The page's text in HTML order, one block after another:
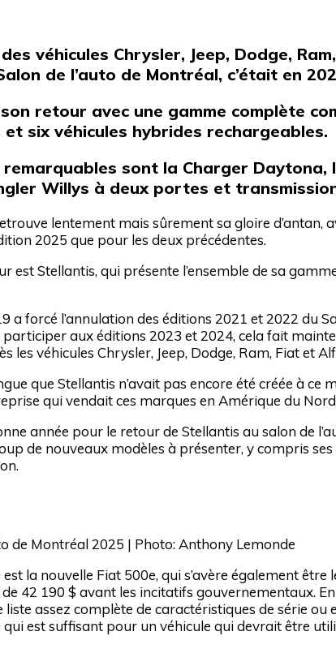
véhicules Chrysler, Jeep, Dodge,
de l’auto de Montréal, c’était en
retour avec une gamme complète
six véhicules hybrides rechargeables.
remarquables sont la Charger Daytona,
Willys à deux portes et
lentement mais sûrement sa gloire d’antan,
2025 que pour les deux précédentes.
est Stellantis, qui présente l’ensemble de sa
a forcé l’annulation des éditions 2021 et 2022 du
aux éditions 2023 et 2024, cela fait
les véhicules Chrysler, Jeep, Dodge, Ram, Fiat et
que Stellantis n’avait pas encore été créée à ce
qui vendait ces marques en Amérique du
année pour le retour de Stellantis au salon de
de nouveaux modèles à présenter, y compris
de Montréal 2025 | Photo: Anthony Lemonde
est la nouvelle Fiat 500e, qui s’avère également
42 190 $ avant les incitatifs gouvernementaux.
assez complète de caractéristiques de série ou
qui est suffisant pour un véhicule qui devrait être